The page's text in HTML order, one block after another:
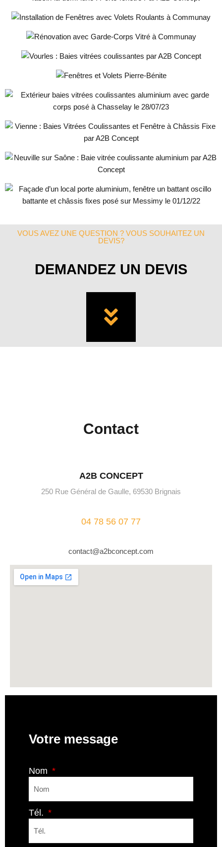
Roulants à Communay
Communay
A2B Concept
A2B Concept
aluminium par A2B Concept
Vienne : Baies Vitrées Coulissantes et
Fenêtre à Châssis Fixe par A2B
Concept
Neuville sur Saône : Baie vitrée
coulissante aluminium par A2B
Concept
Porte d’entrée vitrée par A2B Concept
VOUS AVEZ UNE QUESTION ? VOUS SOUHAITEZ UN
DEVIS?
DEMANDEZ UN DEVIS
Contact
A2B CONCEPT
250 Rue Général de Gaulle, 69530 Brignais
04 78 56 07 77
contact@a2bconcept.com
Votre message
Nom
Tél.